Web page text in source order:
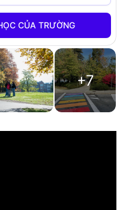
+7
CỦA TRƯỜNG